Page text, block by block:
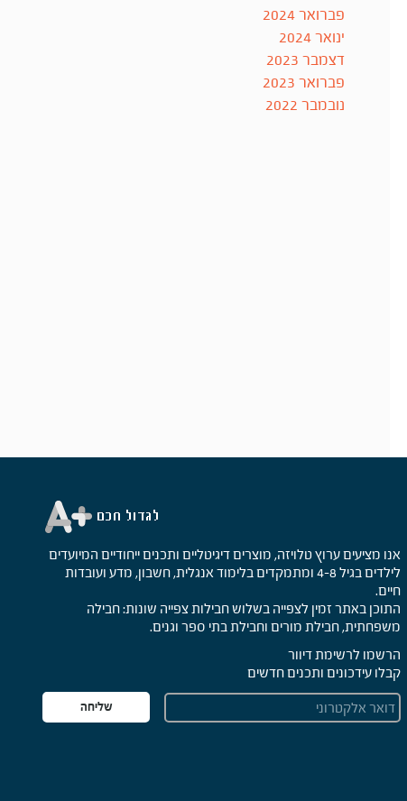
פברואר 2024
ינואר 2024
דצמבר 2023
פברואר 2023
נובמבר 2022
אנו מציעים ערוץ טלויזה, מוצרים דיגיטליים ותכנים ייחודיים המיועדים
לילדים בגיל 4-8 ומתמקדים בלימוד אנגלית, חשבון, מדע ועובדות
חיים.
התוכן באתר זמין לצפייה בשלוש חבילות צפייה שונות: חבילה
משפחתית, חבילת מורים וחבילת בתי ספר וגנים.
הרשמו לרשימת דיוור
קבלו עידכונים ותכנים חדשים
E
m
שליחה